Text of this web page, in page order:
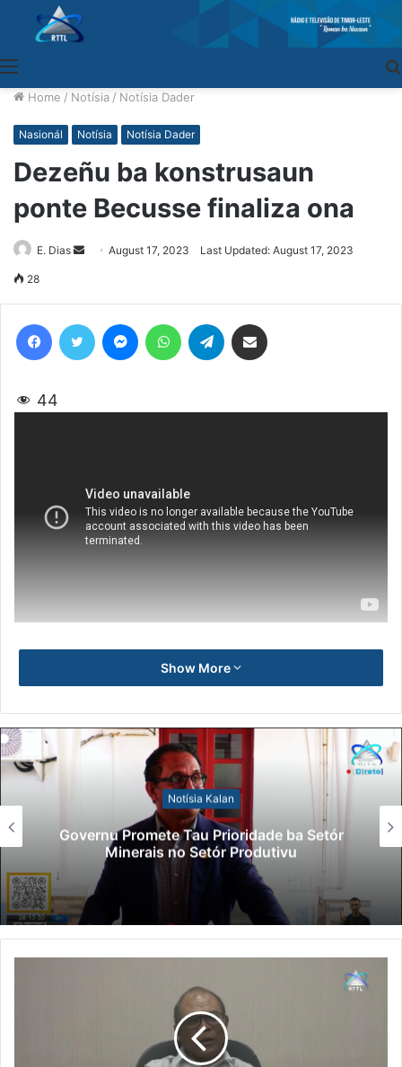
Home / Notísia / Notísia Dader
Nasionál Notísia Notísia Dader
Dezeñu ba konstrusaun
ponte Becusse finaliza ona
E. Dias
SendAugust 17, 2023 Last Updated: August 17, 2023
28
44
Show More
Notísia Kalan
Governu Promete Tau Prioridade ba Setór
Minerais no Setór Produtivu